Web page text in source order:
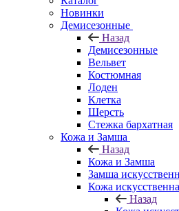
Новинки
Демисезонные
Назад
Демисезонные
Вельвет
Костюмная
Лоден
Клетка
Шерсть
Стежка бархатная
Кожа и Замша
Назад
Кожа и Замша
Замша
Кожа
Назад